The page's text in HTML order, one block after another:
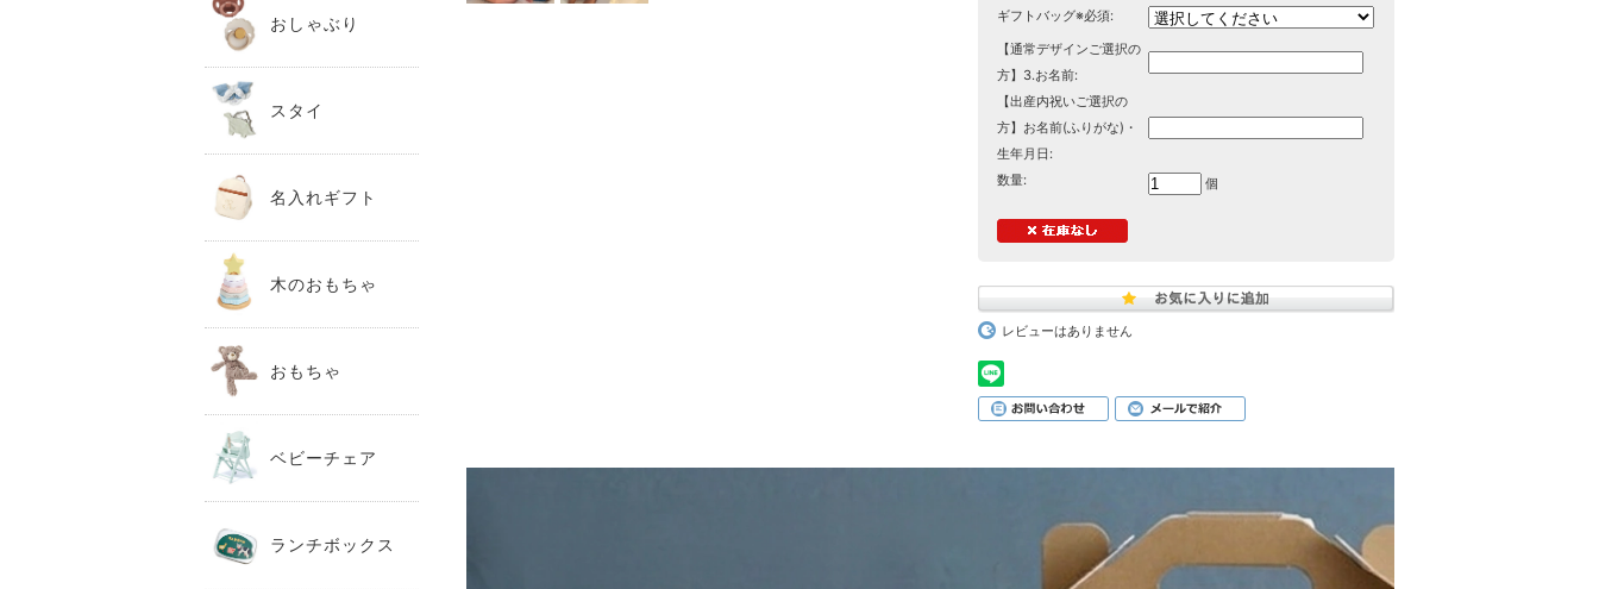
ギフトバッグ※必須:
【通常デザインご選択の
方】3.お名前:
【出産内祝いご選択の
方】お名前(ふりがな)・
生年月日:
数量:
個
レビューはありません
おしゃぶり
スタイ
名入れギフト
木のおもちゃ
おもちゃ
ベビーチェア
ランチボックス